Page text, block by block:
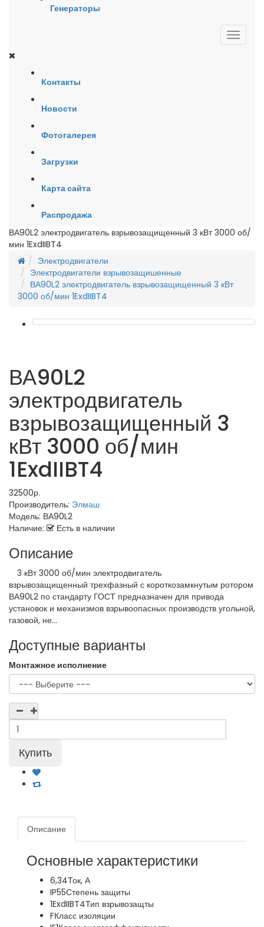
Генераторы
Контакты
Новости
Фотогалерея
Загрузки
Карта сайта
Распродажа
ВА90L2 электродвигатель взрывозащищенный 3 кВт 3000 об/
мин 1ExdIIBT4
Электродвигатели
Электродвигатели взрывозащишенные
ВА90L2 электродвигатель взрывозащищенный 3 кВт
3000 об/мин 1ExdIIBT4
ВА90L2
электродвигатель
взрывозащищенный 3
кВт 3000 об/мин
1ExdIIBT4
32500р.
Производитель: Элмаш
Модель: ВА90L2
Наличие:
Есть в наличии
Описание
3 кВт 3000 об/мин электродвигатель
взрывозащищенный трехфазный с короткозамкнутым ротором
ВА90L2 по стандарту ГОСТ предназначен для привода
установок и механизмов взрывоопасных производств угольной,
газовой, не...
Доступные варианты
Монтажное исполнение
Описание
Основные характеристики
6,34Ток, А
IP55Степень защиты
1ExdIIBT4Тип взрывозащты
FКласс изоляции